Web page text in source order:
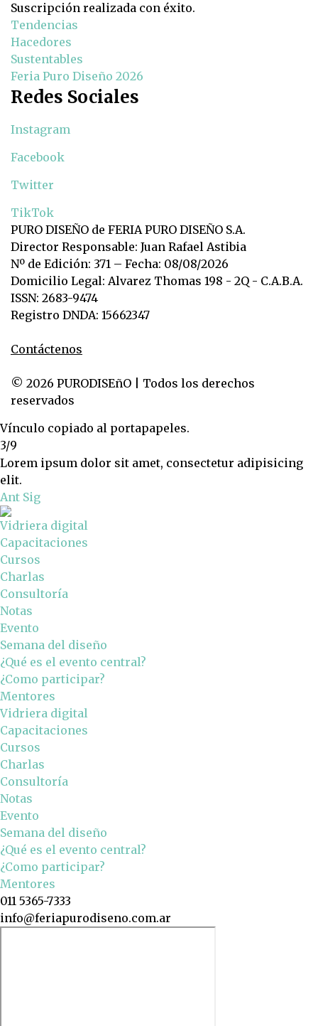
Suscripción realizada con éxito.
Tendencias
Hacedores
Sustentables
Feria Puro Diseño 2026
Redes Sociales
Instagram
Facebook
Twitter
TikTok
PURO DISEÑO de FERIA PURO DISEÑO S.A.
Director Responsable: Juan Rafael Astibia
Nº de Edición: 371 – Fecha: 08/08/2026
Domicilio Legal: Alvarez Thomas 198 - 2Q - C.A.B.A.
ISSN: 2683-9474
Registro DNDA: 15662347
Contáctenos
© 2026 PURODISEñO | Todos los derechos
reservados
Vínculo copiado al portapapeles.
3/9
Lorem ipsum dolor sit amet, consectetur adipisicing
elit.
Ant Sig
Vidriera digital
Capacitaciones
Cursos
Charlas
Consultoría
Notas
Evento
Semana del diseño
¿Qué es el evento central?
¿Como participar?
Mentores
Vidriera digital
Capacitaciones
Cursos
Charlas
Consultoría
Notas
Evento
Semana del diseño
¿Qué es el evento central?
¿Como participar?
Mentores
011 5365-7333
info@feriapurodiseno.com.ar